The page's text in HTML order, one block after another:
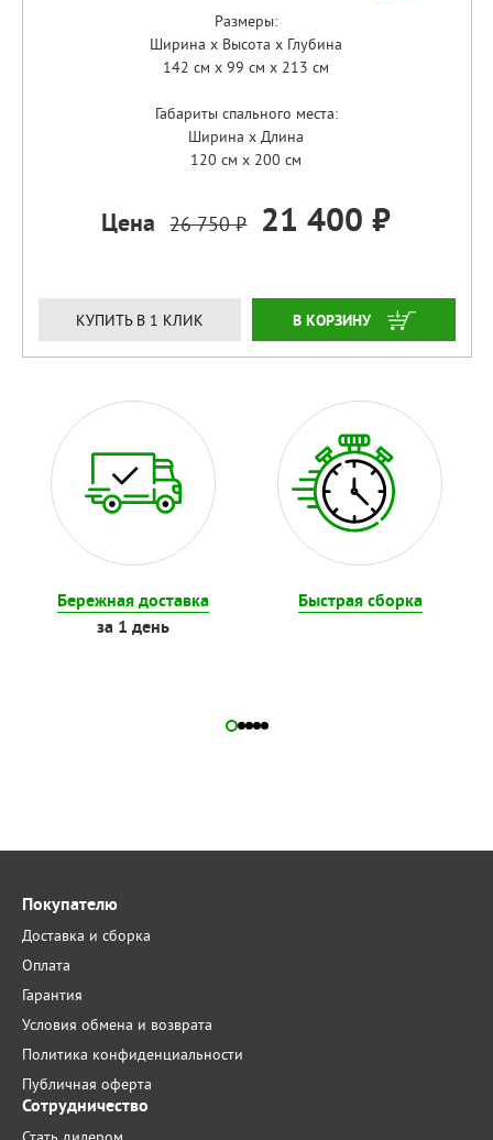
Размеры:
Ширина x Высота x Глубина
142 см x 99 см x 213 см
Габариты спального места:
Ширина x Длина
120 см x 200 см
Цена 26 750 ₽ 21 400 ₽
КУПИТЬ В 1 КЛИК ЗАКАЗАТЬ
Бережная доставка
за 1 день
Быстрая сборка
Покупателю
Доставка и сборка
Оплата
Гарантия
Условия обмена и возврата
Политика конфиденциальности
Публичная оферта
Сотрудничество